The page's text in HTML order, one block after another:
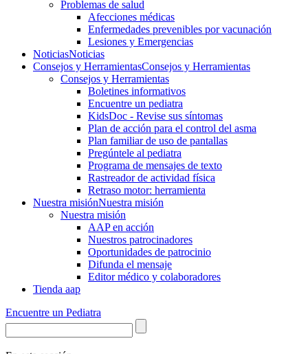
Problemas de salud
Afecciones médicas
Enfermedades prevenibles por vacunación
Lesiones y Emergencias
NoticiasNoticias
Consejos y HerramientasConsejos y Herramientas
Consejos y Herramientas
Boletines informativos
Encuentre un pediatra
KidsDoc - Revise sus síntomas
Plan de acción para el control del asma
Plan familiar de uso de pantallas
Pregúntele al pediatra
Programa de mensajes de texto
Rastre​​ador de activida​d física
Retraso motor: herramienta
Nuestra misiónNuestra misión
Nuestra misión
AAP en acción
Nuestros patrocinadores
Oportunidades de patrocinio
Difunda el mensaje
Editor médico y colaboradores
Tienda aap
Encuentre un Pediatra